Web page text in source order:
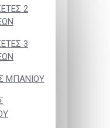
2
3
ΜΠΑΝΙΟΥ